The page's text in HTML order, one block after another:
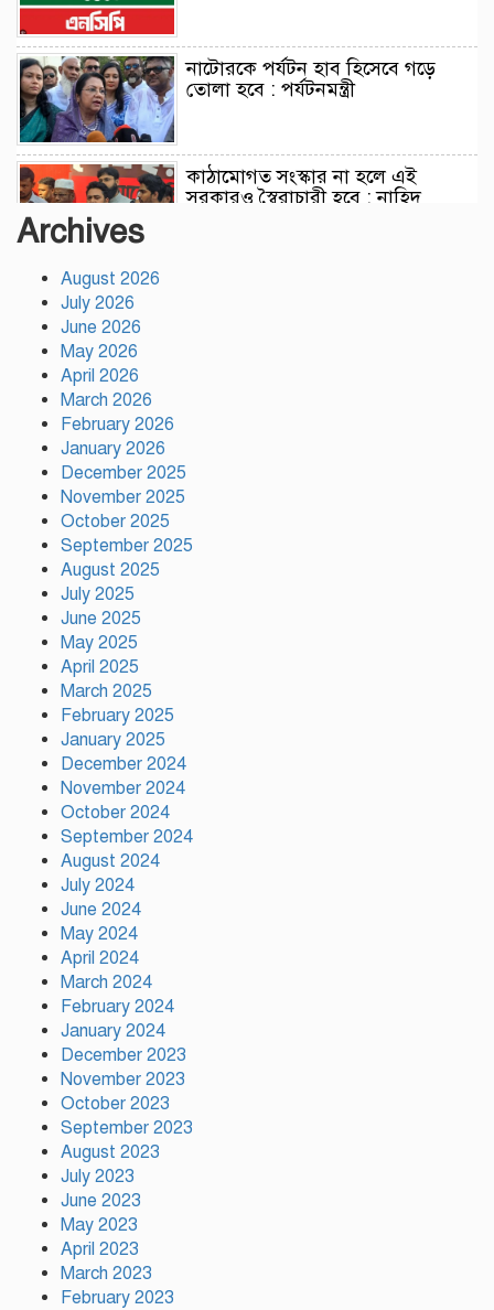
নাটোরকে পর্যটন হাব হিসেবে গড়ে
তোলা হবে : পর্যটনমন্ত্রী
কাঠামোগত সংস্কার না হলে এই
সরকারও স্বৈরাচারী হবে : নাহিদ
জমিয়ত
দুর্গাপূজায় আসছে সালমার নতুন গান,
রেকর্ড সম্পন্ন
Archives
August 2026
July 2026
June 2026
May 2026
April 2026
March 2026
February 2026
January 2026
December 2025
November 2025
October 2025
September 2025
August 2025
July 2025
June 2025
May 2025
April 2025
March 2025
February 2025
January 2025
December 2024
November 2024
October 2024
September 2024
August 2024
July 2024
June 2024
May 2024
April 2024
March 2024
February 2024
January 2024
December 2023
November 2023
October 2023
September 2023
August 2023
July 2023
June 2023
May 2023
April 2023
March 2023
February 2023